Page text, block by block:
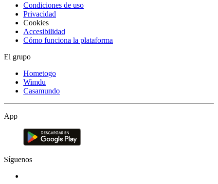
Condiciones de uso
Privacidad
Cookies
Accesibilidad
Cómo funciona la plataforma
El grupo
Hometogo
Wimdu
Casamundo
App
Síguenos